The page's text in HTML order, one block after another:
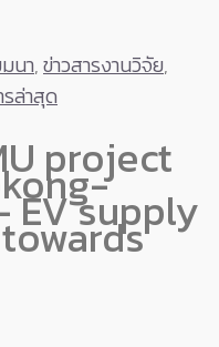
นา,ข่าวสารงานวิจัย,
รล่าสุด
project
EV supply